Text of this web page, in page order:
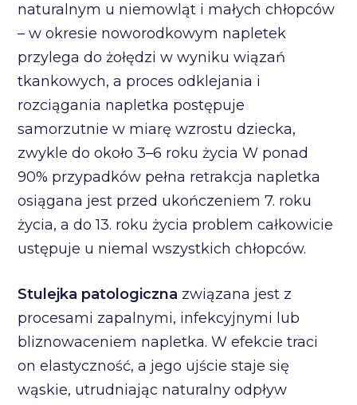
naturalnym u niemowląt i małych chłopców
– w okresie noworodkowym napletek
przylega do żołędzi w wyniku wiązań
tkankowych, a proces odklejania i
rozciągania napletka postępuje
samorzutnie w miarę wzrostu dziecka,
zwykle do około 3–6 roku życia W ponad
90% przypadków pełna retrakcja napletka
osiągana jest przed ukończeniem 7. roku
życia, a do 13. roku życia problem całkowicie
ustępuje u niemal wszystkich chłopców.
Stulejka patologiczna związana jest z
procesami zapalnymi, infekcyjnymi lub
bliznowaceniem napletka. W efekcie traci
on elastyczność, a jego ujście staje się
wąskie, utrudniając naturalny odpływ